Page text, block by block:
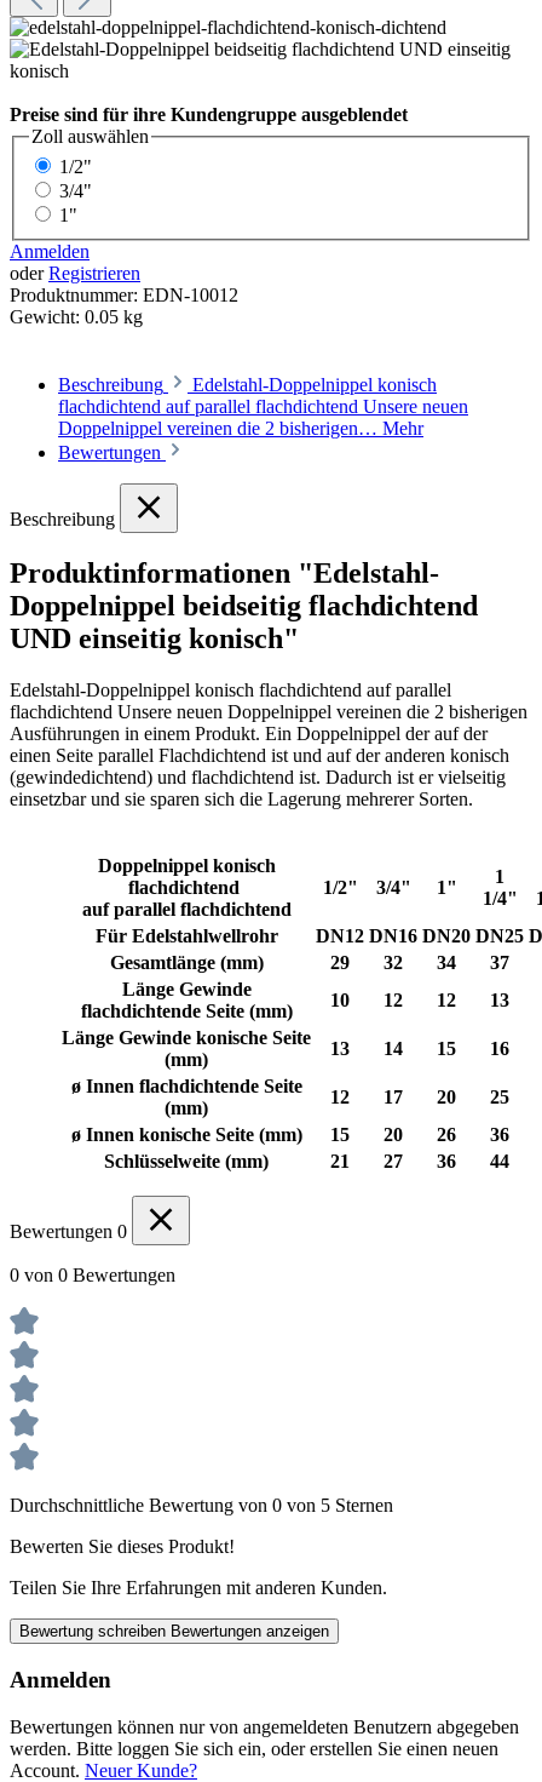
Preise sind für ihre Kundengruppe ausgeblendet
Zoll auswählen
1/2"
3/4"
1"
Anmelden
oderRegistrieren
Produktnummer: EDN-10012
Gewicht: 0.05 kg
Beschreibung
Edelstahl-Doppelnippel konisch
flachdichtend auf parallel flachdichtend Unsere neuen
Doppelnippel vereinen die 2 bisherigen… Mehr
Bewertungen
Beschreibung
Produktinformationen "Edelstahl-
Doppelnippel beidseitig flachdichtend
UND einseitig konisch"
Edelstahl-Doppelnippel konisch flachdichtend auf parallel
flachdichtend Unsere neuen Doppelnippel vereinen die 2 bisherigen
Ausführungen in einem Produkt. Ein Doppelnippel der auf der
einen Seite parallel Flachdichtend ist und auf der anderen konisch
(gewindedichtend) und flachdichtend ist. Dadurch ist er vielseitig
einsetzbar und sie sparen sich die Lagerung mehrerer Sorten.
Doppelnippel konisch
flachdichtend
auf parallel flachdichtend
1/2" 3/4" 1"
1
1/4"
Für Edelstahlwellrohr
DN12 DN16 DN20 DN25
Gesamtlänge (mm)
29 32 34
37
Länge Gewinde
flachdichtende Seite (mm)
10 12 12
13
Länge Gewinde konische Seite
(mm)
13 14 15
16
ø Innen flachdichtende Seite
(mm)
12 17 20
25
ø Innen konische Seite (mm)
15 20 26
36
Schlüsselweite (mm)
21 27 36 44
Bewertungen 0
0 von 0 Bewertungen
Durchschnittliche Bewertung von 0 von 5 Sternen
Bewerten Sie dieses Produkt!
Teilen Sie Ihre Erfahrungen mit anderen Kunden.
Bewertung schreiben Bewertungen anzeigen
Anmelden
Bewertungen können nur von angemeldeten Benutzern abgegeben
werden. Bitte loggen Sie sich ein, oder erstellen Sie einen neuen
Account. Neuer Kunde?